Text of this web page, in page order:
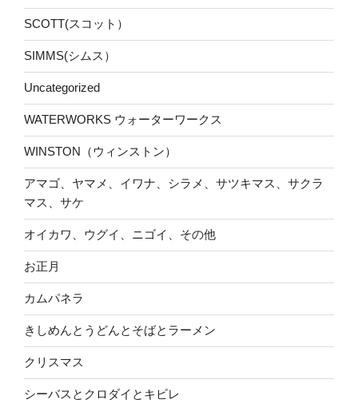
SCOTT(スコット）
SIMMS(シムス）
Uncategorized
WATERWORKS ウォーターワークス
WINSTON（ウィンストン）
アマゴ、ヤマメ、イワナ、シラメ、サツキマス、サクラ
マス、サケ
オイカワ、ウグイ、ニゴイ、その他
お正月
カムパネラ
きしめんとうどんとそばとラーメン
クリスマス
シーバスとクロダイとキビレ